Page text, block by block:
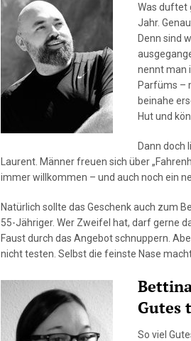
Was duftet
Jahr.
Denn sind
nennt man
Parfüms –
beinahe
Hut und
Dann doch
Laurent. Männer freuen sich über
immer willkommen – und auch noch ein
Natürlich sollte das Geschenk auch zum
55-Jähriger. Wer Zweifel hat, darf gerne
Faust durch das Angebot schnuppern.
nicht testen. Selbst die feinste Nase
Gutes
So viel